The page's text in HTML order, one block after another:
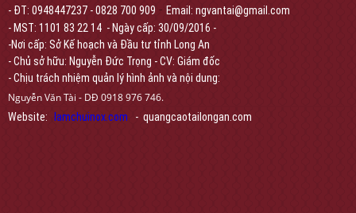
- ĐT: 0948447237 - 0828 700 909 - Email: ngvantai@gmail.com
- MST: 1101 83 22 14 - Ngày cấp: 30/09/2016 -
-Nơi cấp: Sở Kế hoạch và Đầu tư tỉnh Long An
- Chủ sở hữu: Nguyễn Đức Trọng - CV: Giám đốc
- Chịu trách nhiệm quản lý hình ảnh và nội dung:
Nguyễn Văn Tài - DĐ 0918 976 746.
Website: lamchuinox.com - quangcaotailongan.com